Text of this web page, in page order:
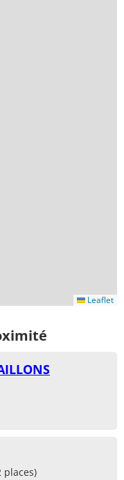
Leaflet
places)